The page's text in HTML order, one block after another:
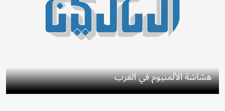
هشاشة الألمنيوم في الغرب